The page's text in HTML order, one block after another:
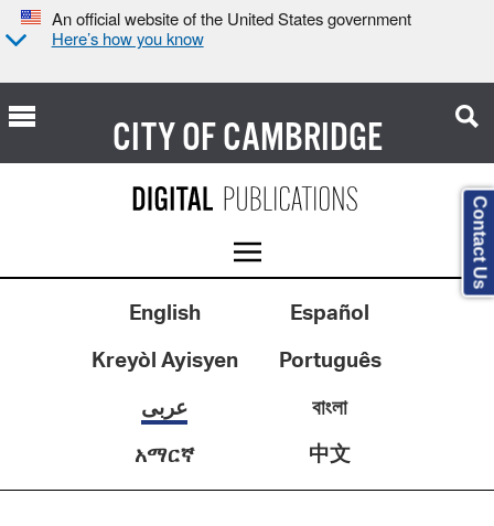
An official website of the United States government
Here’s how you know
CITY OFCAMBRIDGE
English
Español
Kreyòl Ayisyen
Português
عربى
বাংলা
አማርኛ
中文
Contact Us